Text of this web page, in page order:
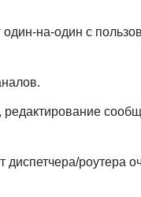
на-один с
роутера